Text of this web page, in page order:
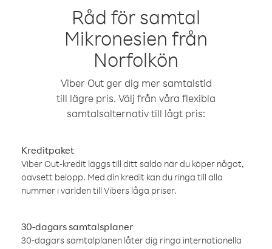
Råd för samtal
Mikronesien från
Norfolkön
Viber Out ger dig mer samtalstid
till lägre pris. Välj från våra flexibla
samtalsalternativ till lågt pris:
Kreditpaket
Viber Out-kredit läggs till ditt saldo när du köper något,
oavsett belopp. Med din kredit kan du ringa till alla
nummer i världen till Vibers låga priser.
30-dagars samtalsplaner
30-dagars samtalplanen låter dig ringa internationella